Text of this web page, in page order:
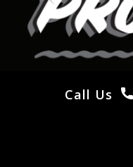
Call Us